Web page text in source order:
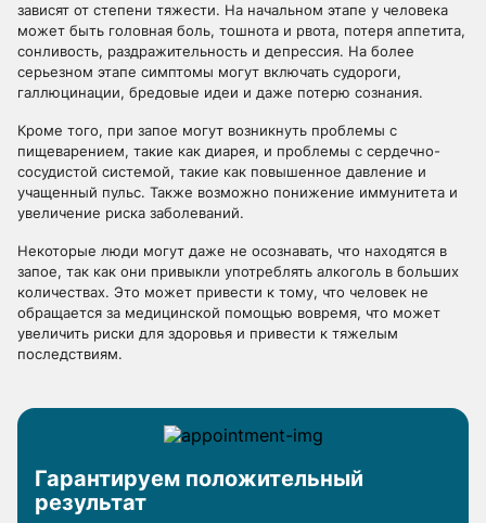
зависят от степени тяжести. На начальном этапе у человека
может быть головная боль, тошнота и рвота, потеря аппетита,
сонливость, раздражительность и депрессия. На более
серьезном этапе симптомы могут включать судороги,
галлюцинации, бредовые идеи и даже потерю сознания.
Кроме того, при запое могут возникнуть проблемы с
пищеварением, такие как диарея, и проблемы с сердечно-
сосудистой системой, такие как повышенное давление и
учащенный пульс. Также возможно понижение иммунитета и
увеличение риска заболеваний.
Некоторые люди могут даже не осознавать, что находятся в
запое, так как они привыкли употреблять алкоголь в больших
количествах. Это может привести к тому, что человек не
обращается за медицинской помощью вовремя, что может
увеличить риски для здоровья и привести к тяжелым
последствиям.
Гарантируем положительный
результат